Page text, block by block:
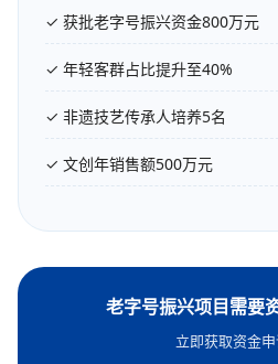
✓ 获批老字号振兴资金800万元
✓ 年轻客群占比提升至40%
✓ 非遗技艺传承人培养5名
✓ 文创年销售额500万元
老字号振兴项目需要
立即获取资金